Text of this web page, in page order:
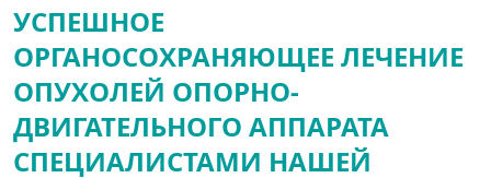
УСПЕШНОЕ
ОРГАНОСОХРАНЯЮЩЕЕ ЛЕЧЕНИЕ
ОПУХОЛЕЙ ОПОРНО-
ДВИГАТЕЛЬНОГО АППАРАТА
СПЕЦИАЛИСТАМИ НАШЕЙ